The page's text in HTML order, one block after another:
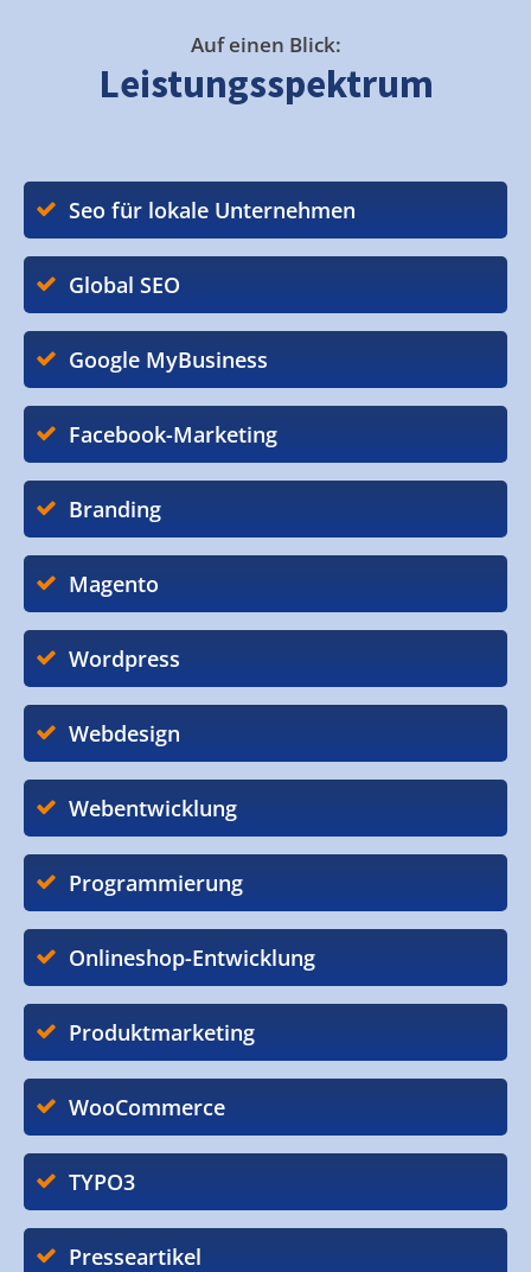
Auf einen Blick:
Leistungsspektrum
Seo für lokale Unternehmen
Global SEO
Google MyBusiness
Facebook-Marketing
Branding
Magento
Wordpress
Webdesign
Webentwicklung
Programmierung
Onlineshop-Entwicklung
Produktmarketing
WooCommerce
TYPO3
Presseartikel